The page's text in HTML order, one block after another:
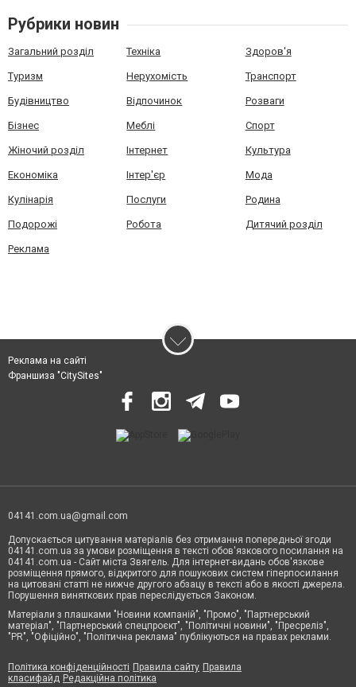
Рубрики новин
Загальний розділ Техніка Здоров'я
Туризм Нерухомість Транспорт
Будівництво Відпочинок Розваги
Бізнес Меблі Спорт
Жіночий розділ Інтернет Культура
Економіка Інтер'єр Мода
Кулінарія Послуги Родина
Подорожі Робота Дитячий розділ
Реклама
Реклама на сайті
Франшиза "CitySites"
04141.com.ua@gmail.com
Допускається цитування матеріалів без отримання попередньої згоди
04141.com.ua за умови розміщення в тексті обов'язкового посилання на
04141.com.ua - Сайт міста Звягель. Для інтернет-видань обов'язкове
розміщення прямого, відкритого для пошукових систем гіперпосилання
на цитовані статті не нижче другого абзацу в тексті або в якості джерела.
Порушення виняткових прав переслідується Законом.
Матеріали з плашками "Новини компаній", "Промо", "Партнерський
матеріал", "Партнерський спецпроєкт", "Політичні новини", "Пресреліз",
"PR", "Офіційно", "Політична реклама" публікуються на правах реклами.
Політика конфіденційності Правила сайту Правила
класифайд Редакційна політика